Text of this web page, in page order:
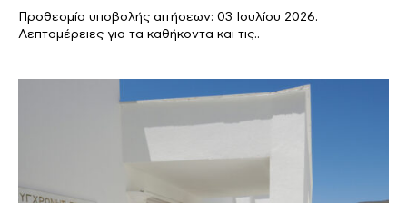
Προθεσμία υποβολής αιτήσεων: 03 Ιουλίου 2026.
Λεπτομέρειες για τα καθήκοντα και τις..